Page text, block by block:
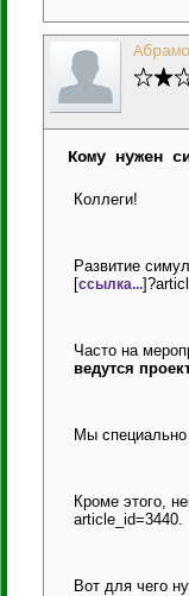
Кому нужен
Коллеги!
Развитие
[ссылка...
Часто на
ведутся
Мы специально
Кроме этого,
article_id=3440.
Вот для чего